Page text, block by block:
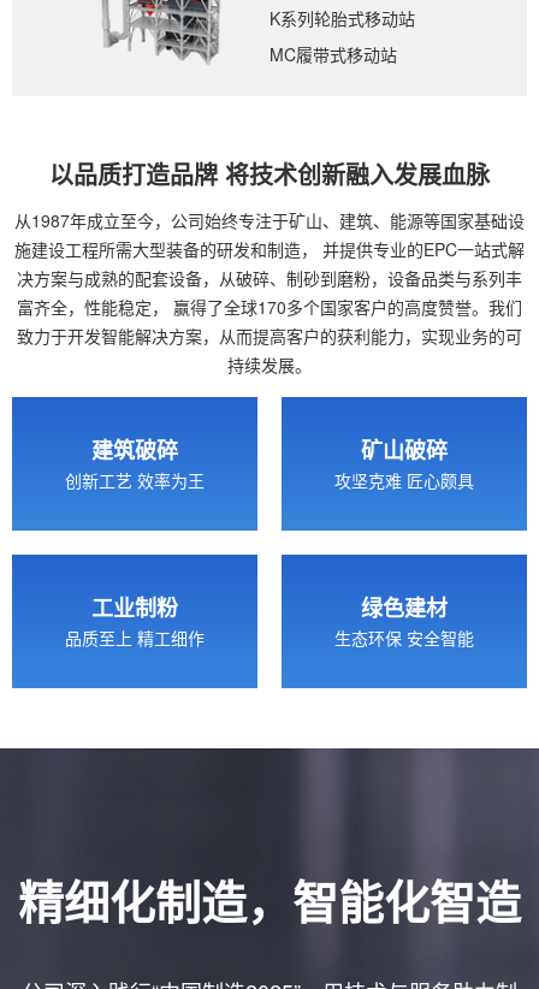
K系列轮胎式移动站
MC履带式移动站
以品质打造品牌 将技术创新融入发展血脉
从1987年成立至今，公司始终专注于矿山、建筑、能源等国家基础设
施建设工程所需大型装备的研发和制造，
并提供专业的EPC一站式解
决方案与成熟的配套设备，从破碎、制砂到磨粉，设备品类与系列丰
富齐全，性能稳定，
赢得了全球170多个国家客户的高度赞誉。我们
致力于开发智能解决方案，从而提高客户的获利能力，实现业务的可
持续发展。
建筑破碎
创新工艺 效率为王
矿山破碎
攻坚克难 匠心颇具
工业制粉
品质至上 精工细作
绿色建材
生态环保 安全智能
精细化制造，智能化智造